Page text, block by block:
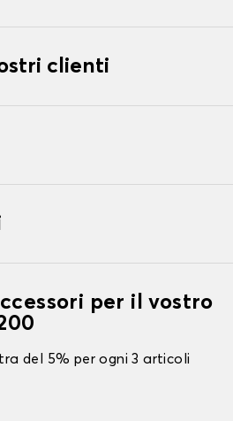
clienti
per il vostro
del 5% per ogni 3 articoli